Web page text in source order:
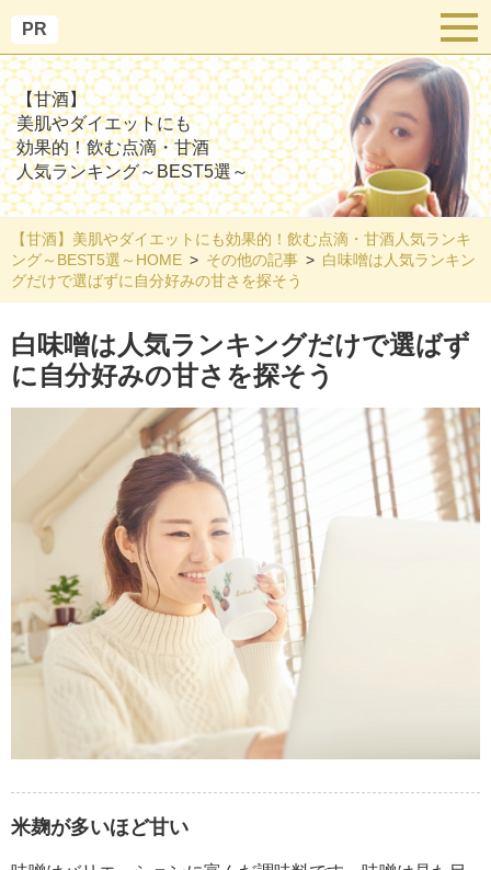
【甘酒】
美肌やダイエットにも
効果的！飲む点滴・甘酒
人気ランキング～BEST5選～
PR
【甘酒】美肌やダイエットにも効果的！飲む点滴・甘酒人気ランキ
ング～BEST5選～HOME
その他の記事
白味噌は人気ランキン
グだけで選ばずに自分好みの甘さを探そう
白味噌は人気ランキングだけで選ばず
に自分好みの甘さを探そう
米麹が多いほど甘い